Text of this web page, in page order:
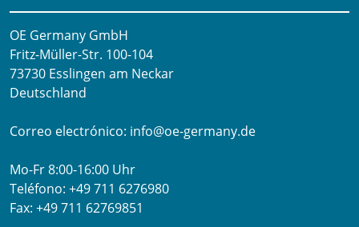
OE Germany GmbH
Fritz-Müller-Str. 100-104​
73730 Esslingen am Neckar​
Deutschland
Correo electrónico: info@oe-germany.de
Mo-Fr 8:00-16:00 Uhr
Teléfono: +49 711 6276980
Fax: +49 711 62769851